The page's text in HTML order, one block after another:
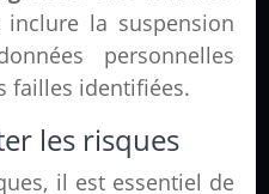
la suspension
personnelles
failles identifiées.
les risques
il est essentiel de